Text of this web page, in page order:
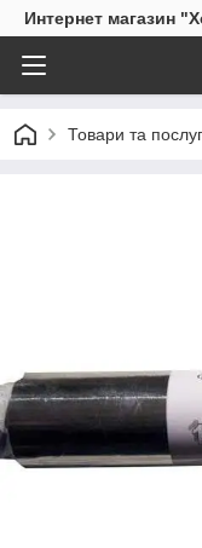
Интернет магазин
Товари та